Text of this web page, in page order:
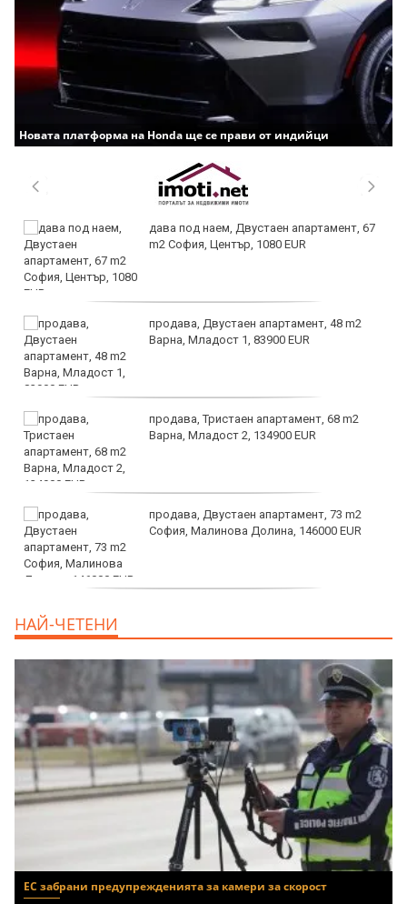
Новата платформа на Honda ще се прави от индийци
дава под наем, Двустаен апартамент, 67
m2 София, Център, 1080 EUR
продава, Двустаен апартамент, 48 m2
Варна, Младост 1, 83900 EUR
продава, Тристаен апартамент, 68 m2
Варна, Младост 2, 134900 EUR
продава, Двустаен апартамент, 73 m2
София, Малинова Долина, 146000 EUR
НАЙ-ЧЕТЕНИ
ЕС забрани предупрежденията за камери за скорост